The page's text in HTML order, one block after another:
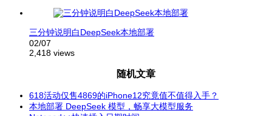
三分钟说明白DeepSeek本地部署
02/07
2,418 views
随机文章
618活动仅售4869的iPhone12究竟值不值得入手？
本地部署 DeepSeek 模型，畅享大模型服务